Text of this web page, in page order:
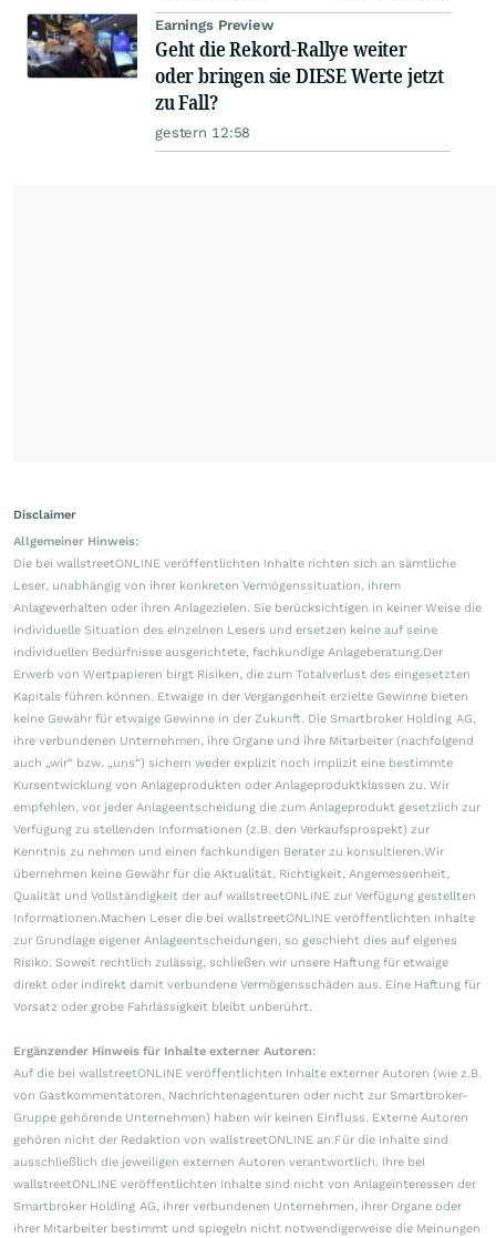
Earnings Preview
Geht die Rekord-Rallye weiter
oder bringen sie DIESE Werte jetzt
zu Fall?
gestern 12:58
Disclaimer
Allgemeiner Hinweis:
Die bei wallstreetONLINE veröffentlichten Inhalte richten sich an sämtliche
Leser, unabhängig von ihrer konkreten Vermögenssituation, ihrem
Anlageverhalten oder ihren Anlagezielen. Sie berücksichtigen in keiner Weise die
individuelle Situation des einzelnen Lesers und ersetzen keine auf seine
individuellen Bedürfnisse ausgerichtete, fachkundige Anlageberatung.Der
Erwerb von Wertpapieren birgt Risiken, die zum Totalverlust des eingesetzten
Kapitals führen können. Etwaige in der Vergangenheit erzielte Gewinne bieten
keine Gewähr für etwaige Gewinne in der Zukunft. Die Smartbroker Holding AG,
ihre verbundenen Unternehmen, ihre Organe und ihre Mitarbeiter (nachfolgend
auch „wir“ bzw. „uns“) sichern weder explizit noch implizit eine bestimmte
Kursentwicklung von Anlageprodukten oder Anlageproduktklassen zu. Wir
empfehlen, vor jeder Anlageentscheidung die zum Anlageprodukt gesetzlich zur
Verfügung zu stellenden Informationen (z.B. den Verkaufsprospekt) zur
Kenntnis zu nehmen und einen fachkundigen Berater zu konsultieren.Wir
übernehmen keine Gewähr für die Aktualität, Richtigkeit, Angemessenheit,
Qualität und Vollständigkeit der auf wallstreetONLINE zur Verfügung gestellten
Informationen.Machen Leser die bei wallstreetONLINE veröffentlichten Inhalte
zur Grundlage eigener Anlageentscheidungen, so geschieht dies auf eigenes
Risiko. Soweit rechtlich zulässig, schließen wir unsere Haftung für etwaige
direkt oder indirekt damit verbundene Vermögensschäden aus. Eine Haftung für
Vorsatz oder grobe Fahrlässigkeit bleibt unberührt.
Ergänzender Hinweis für Inhalte externer Autoren:
Auf die bei wallstreetONLINE veröffentlichten Inhalte externer Autoren (wie z.B.
von Gastkommentatoren, Nachrichtenagenturen oder nicht zur Smartbroker-
Gruppe gehörende Unternehmen) haben wir keinen Einfluss. Externe Autoren
gehören nicht der Redaktion von wallstreetONLINE an.Für die Inhalte sind
ausschließlich die jeweiligen externen Autoren verantwortlich. Ihre bei
wallstreetONLINE veröffentlichten Inhalte sind nicht von Anlageinteressen der
Smartbroker Holding AG, ihrer verbundenen Unternehmen, ihrer Organe oder
ihrer Mitarbeiter bestimmt und spiegeln nicht notwendigerweise die Meinungen